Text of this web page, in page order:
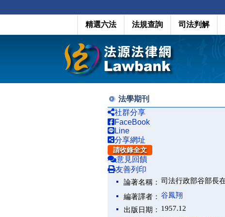
精選六法 法規查詢 司法判解
法學期刊
社群分享
FaceBook
Line
分享網址
請收錄全文
意見回饋
友善列印
論著名稱： 司法行政部谷部長
編著譯者： 谷鳳翔
出版日期： 1957.12